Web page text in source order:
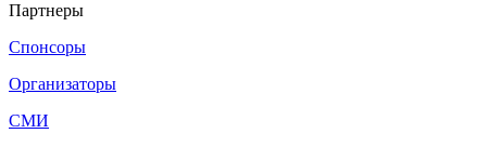
Партнеры
Спонсоры
Организаторы
СМИ